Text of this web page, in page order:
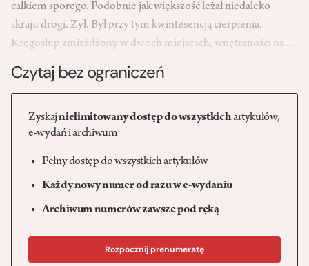
całkiem sporego. Podobnie jak większość leżał niedaleko
skraju drogi. Żył. Był przy tym kwintesencją cierpienia.
Kręgosłup zmiażdżony w dwóch miejscach, wnętrzności na…
Czytaj bez ograniczeń
Zyskajnielimitowany dostęp do wszystkichartykułów,
e-wydań i archiwum
Pełny dostęp do wszystkich artykułów
Każdy nowy numer od razu w e-wydaniu
Archiwum numerów zawsze pod ręką
Rozpocznij prenumeratę